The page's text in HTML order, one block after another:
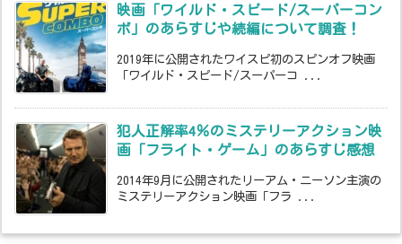
映画「ワイルド・スピード/スーパーコン
ボ」のあらすじや続編について調査！
2019年に公開されたワイスピ初のスピンオフ映画
「ワイルド・スピード/スーパーコ ...
犯人正解率4％のミステリーアクション映
画「フライト・ゲーム」のあらすじ感想
2014年9月に公開されたリーアム・ニーソン主演の
ミステリーアクション映画「フラ ...